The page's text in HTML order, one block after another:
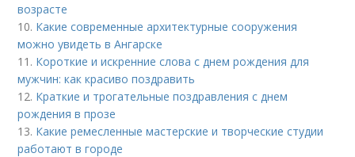
возрасте
10. Какие современные архитектурные сооружения
можно увидеть в Ангарске
11. Короткие и искренние слова с днем рождения для
мужчин: как красиво поздравить
12. Краткие и трогательные поздравления с днем
рождения в прозе
13. Какие ремесленные мастерские и творческие студии
работают в городе